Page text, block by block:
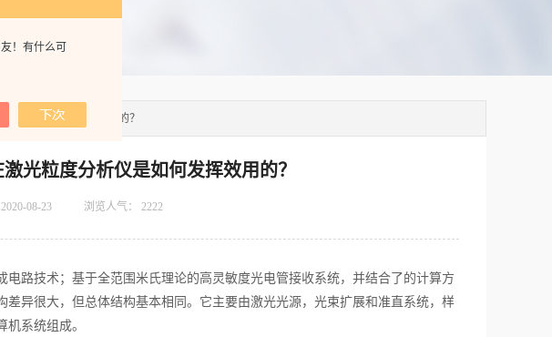
！有什么可
分析仪是如何发挥效用的？
光粒度分析仪是如何发挥效用的？
2020-08-23 浏览人气： 2222
技术；基于全范围米氏理论的高灵敏度光电管接收系统，并结合了的计算方
异很大，但总体结构基本相同。它主要由激光光源，光束扩展和准直系统，样
系统组成。